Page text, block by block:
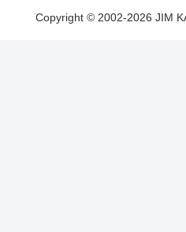
Copyright © 2002-2026 JIM